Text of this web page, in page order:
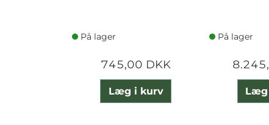
På lager
745,00 DKK
Læg i kurv
På lager
Læg